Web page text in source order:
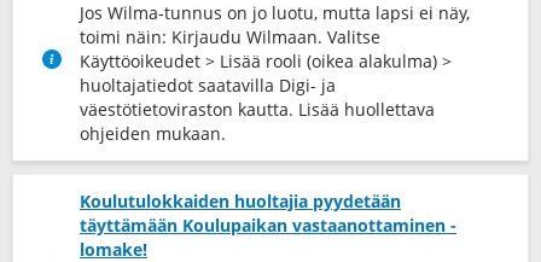
Jos Wilma-tunnus on jo luotu, mutta lapsi ei näy,
toimi näin: Kirjaudu Wilmaan. Valitse
Käyttöoikeudet > Lisää rooli (oikea alakulma) >
huoltajatiedot saatavilla Digi- ja
väestötietoviraston kautta. Lisää huollettava
ohjeiden mukaan.
Koulutulokkaiden huoltajia pyydetään
täyttämään Koulupaikan vastaanottaminen -
lomake!